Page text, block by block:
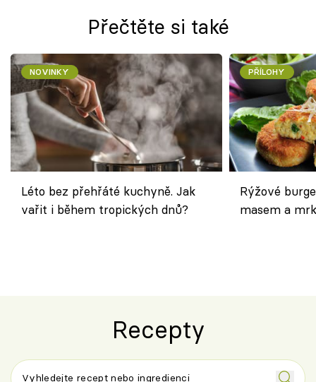
Přečtěte si také
NOVINKY
Léto bez přehřáté kuchyně. Jak
vařit i během tropických dnů?
PŘÍLOHY
Rýžové
masem a
Recepty